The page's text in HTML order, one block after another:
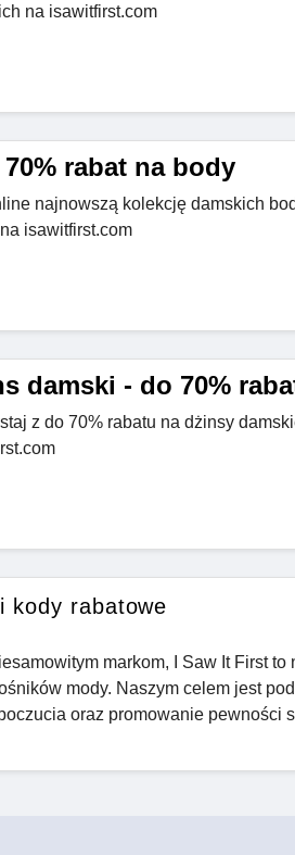
na isawitfirst.com
70% rabat na body
najnowszą kolekcję damskich
isawitfirst.com
damski - do 70%
z do 70% rabatu na dżinsy
kody rabatowe
markom, I Saw It First
mody. Naszym celem jest
oraz promowanie pewności